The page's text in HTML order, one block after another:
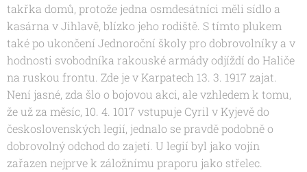
takřka domů, protože jedna osmdesátníci měli sídlo a
kasárna v Jihlavě, blízko jeho rodiště. S tímto plukem
také po ukončení Jednoroční školy pro dobrovolníky a v
hodnosti svobodníka rakouské armády odjíždí do Haliče
na ruskou frontu. Zde je v Karpatech 13. 3. 1917 zajat.
Není jasné, zda šlo o bojovou akci, ale vzhledem k tomu,
že už za měsíc, 10. 4. 1017 vstupuje Cyril v Kyjevě do
československých legií, jednalo se pravdě podobně o
dobrovolný odchod do zajetí. U legií byl jako vojín
zařazen nejprve k záložnímu praporu jako střelec.